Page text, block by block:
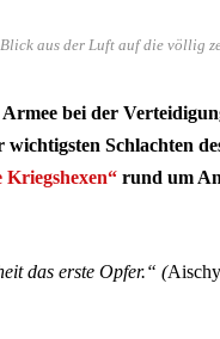
Blick aus der Luft auf die völlig
bei der
wichtigsten Schlachten
Kriegshexen“ rund um
das erste Opfer.“ (